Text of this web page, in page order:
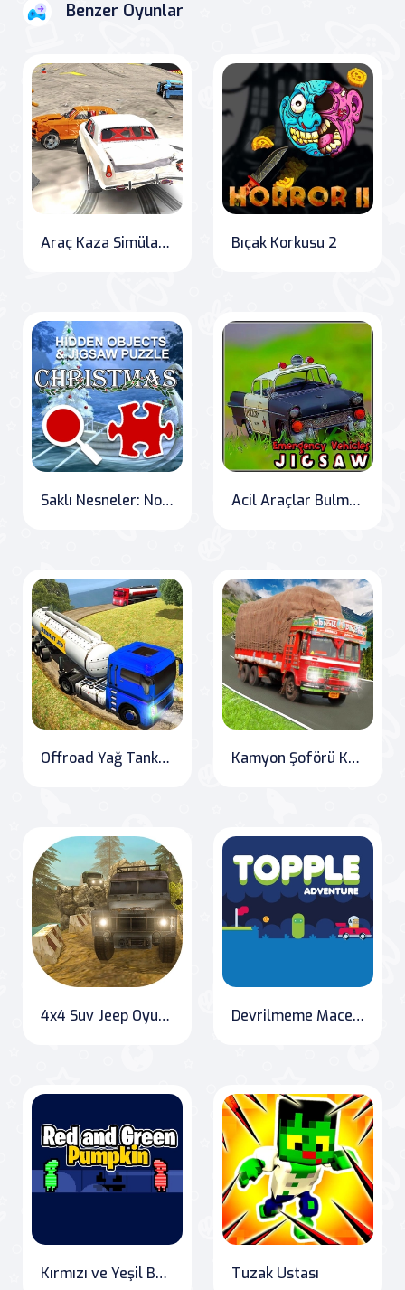
Benzer Oyunlar
Araç Kaza Simülatörü Bıçak Korkusu 2
Saklı Nesneler: Noel Acil Araçlar Bulmaca
Offroad Yağ Tankeri Nakliye Kamyonu Kamyon Şoförü Kargo Oyunu
4x4 Suv Jeep Oyunları 2020 Devrilmeme Macerası
Kırmızı ve Yeşil Balkabağı Tuzak Ustası